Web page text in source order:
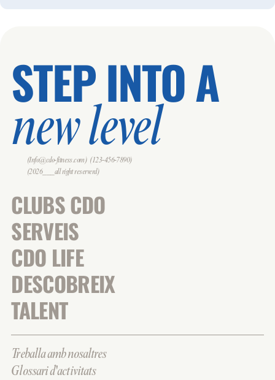
STEP INTO A
new level
(Info@cdo-fitness.com) (123-456-7890)
(2026___all right reserverd)
CLUBS CDO
SERVEIS
CDO LIFE
DESCOBREIX
TALENT
Treballa amb nosaltres
Glossari d'activitats